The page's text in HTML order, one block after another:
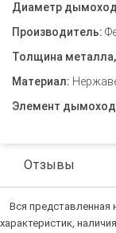
Диаметр
Производитель:
Толщина
Материал:
Элемент
Отзывы
Вся представленная
характеристик,